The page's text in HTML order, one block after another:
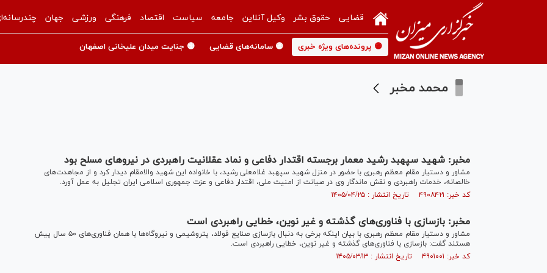
قضایی حقوق بشر وکیل آنلاین جامعه سیاست اقتصاد فرهنگی ورزشی جهان
🟡 پرونده‌های ویژه خبری 🟡 سامانه‌های قضایی 🟡 جنایت میدان علیخانی اصفهان
محمد مخبر
مخبر: شهید سپهبد رشید معمار برجسته اقتدار دفاعی و نماد عقلانیت راهبردی در نیرو‌های مسلح بود
مشاور و دستیار مقام معظم رهبری با حضور در منزل شهید سپهبد غلامعلی رشید، با خانواده این شهید والامقام دیدار کرد و از مجاهدت‌های
خالصانه، خدمات راهبردی و نقش ماندگار وی در صیانت از امنیت ملی، اقتدار دفاعی و عزت جمهوری اسلامی ایران تجلیل به عمل آورد.
کد خبر: ۴۹۰۸۴۲۱ تاریخ انتشار : ۱۴۰۵/۰۴/۲۵
مخبر: بازسازی با فناوری‌های گذشته و غیر نوین، خطایی راهبردی است
مشاور و دستیار مقام معظم رهبری با بیان اینکه برخی به دنبال بازسازی صنایع فولاد، پتروشیمی و نیروگاه‌ها با همان فناوری‌های ۵۰ سال پیش
هستند گفت: بازسازی با فناوری‌های گذشته و غیر نوین، خطایی راهبردی است.
کد خبر: ۴۹۰۱۰۰۱ تاریخ انتشار : ۱۴۰۵/۰۳/۱۳